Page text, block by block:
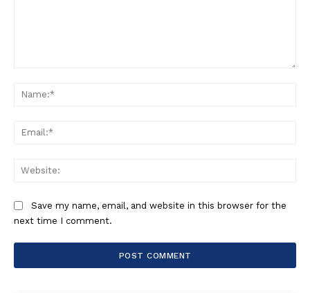
Save my name, email, and website in this browser for the
next time I comment.